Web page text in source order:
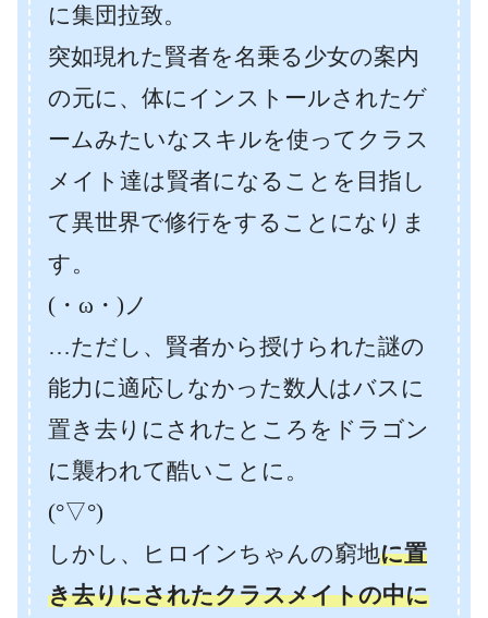
に集団拉致。
突如現れた賢者を名乗る少女の案内
の元に、体にインストールされたゲ
ームみたいなスキルを使ってクラス
メイト達は賢者になることを目指し
て異世界で修行をすることになりま
す。
(・ω・)ノ
…ただし、賢者から授けられた謎の
能力に適応しなかった数人はバスに
置き去りにされたところをドラゴン
に襲われて酷いことに。
(°▽°)
しかし、ヒロインちゃんの窮地に置
き去りにされたクラスメイトの中に